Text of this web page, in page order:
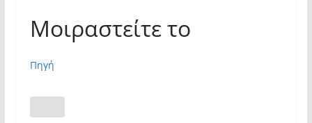
Μοιραστείτε το
Πηγή